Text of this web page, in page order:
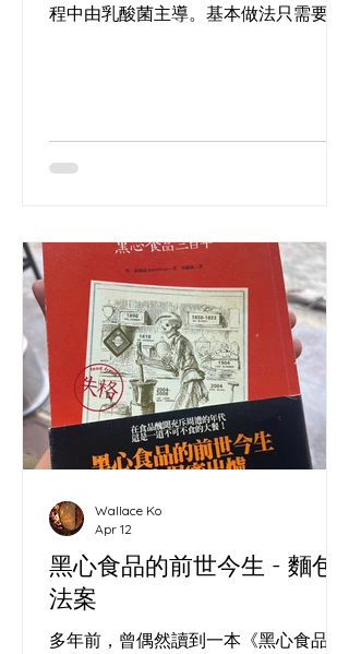
程中由乳酸菌主導。基本做法只需要椰
黑心食品的前世今生 - 麵包
法案
多年前，曾偶然讀到一本《黑心食品
Wallace Ko
Apr 12